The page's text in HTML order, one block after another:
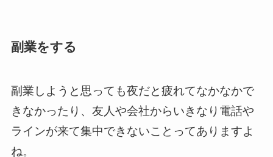
副業をする
副業しようと思っても夜だと疲れてなかなかで
きなかったり、友人や会社からいきなり電話や
ラインが来て集中できないことってありますよ
ね。